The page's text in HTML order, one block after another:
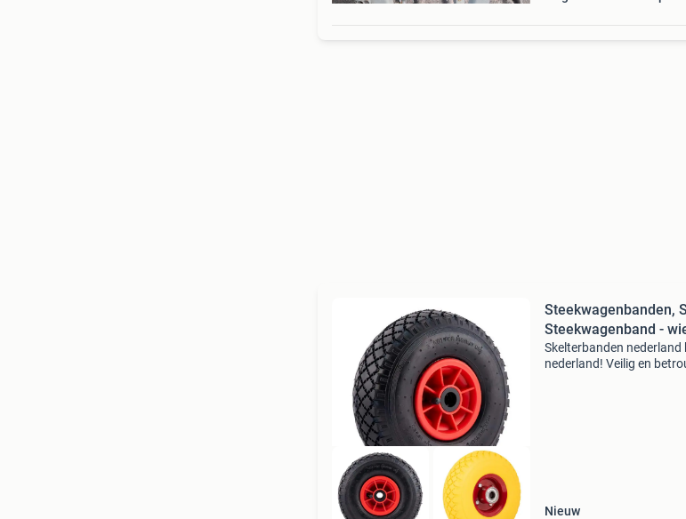
Steekwagenbanden,
Steekwagenband -
Skelterbanden nederland
nederland! Veilig en
Nieuw